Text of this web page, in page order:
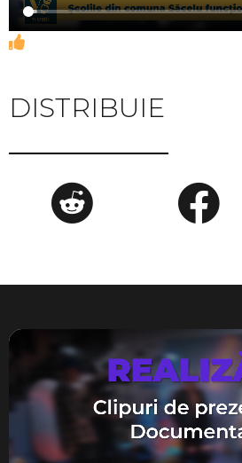
DISTRIBUIE